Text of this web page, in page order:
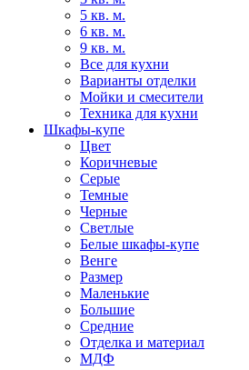
5 кв. м.
6 кв. м.
9 кв. м.
Все для кухни
Варианты отделки
Мойки и смесители
Техника для кухни
Шкафы-купе
Цвет
Коричневые
Серые
Темные
Черные
Светлые
Белые шкафы-купе
Венге
Размер
Маленькие
Большие
Средние
Отделка и материал
МДФ